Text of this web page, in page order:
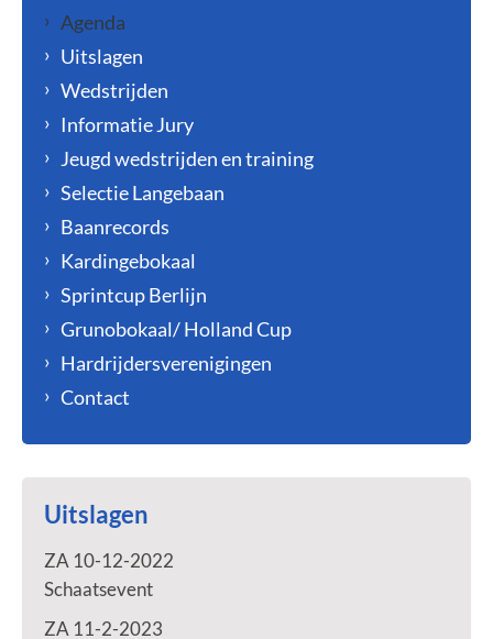
Agenda
Uitslagen
Wedstrijden
Informatie Jury
Jeugd wedstrijden en training
Selectie Langebaan
Baanrecords
Kardingebokaal
Sprintcup Berlijn
Grunobokaal/ Holland Cup
Hardrijdersverenigingen
Contact
Uitslagen
ZA 10-12-2022
Schaatsevent
ZA 11-2-2023